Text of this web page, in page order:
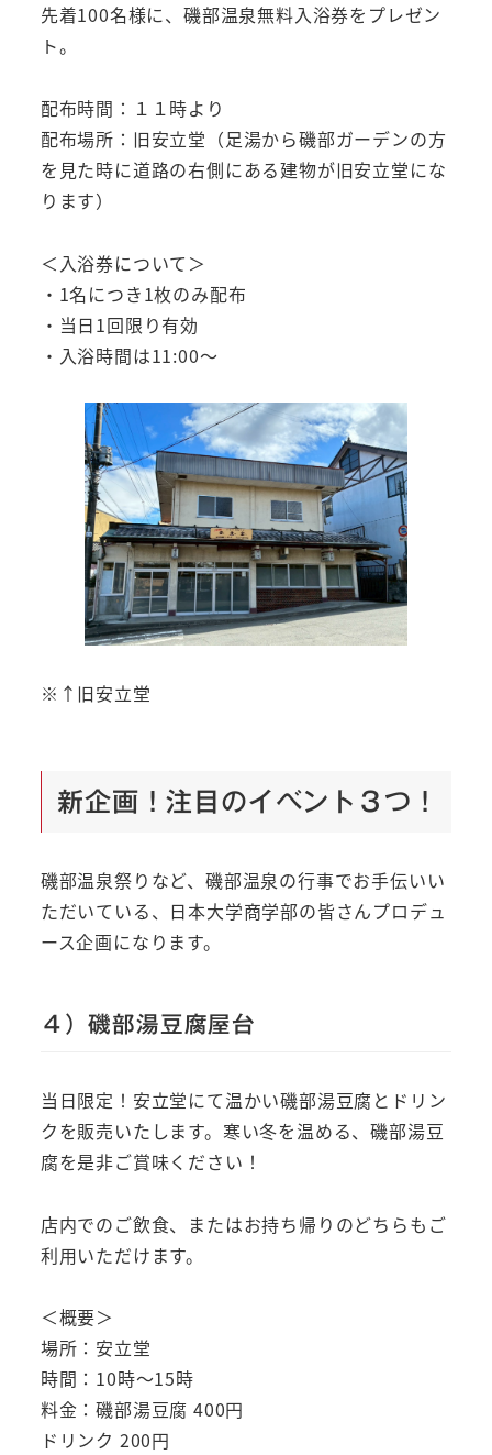
先着100名様に、磯部温泉無料入浴券をプレゼン
ト。
配布時間：１１時より
配布場所：旧安立堂（足湯から磯部ガーデンの方
を見た時に道路の右側にある建物が旧安立堂にな
ります）
＜入浴券について＞
・1名につき1枚のみ配布
・当日1回限り有効
・入浴時間は11:00～
※↑旧安立堂
新企画！注目のイベント３つ！
磯部温泉祭りなど、磯部温泉の行事でお手伝いい
ただいている、日本大学商学部の皆さんプロデュ
ース企画になります。
４）磯部湯豆腐屋台
当日限定！安立堂にて温かい磯部湯豆腐とドリン
クを販売いたします。寒い冬を温める、磯部湯豆
腐を是非ご賞味ください！
店内でのご飲食、またはお持ち帰りのどちらもご
利用いただけます。
＜概要＞
場所：安立堂
時間：10時～15時
料金：磯部湯豆腐 400円
ドリンク 200円